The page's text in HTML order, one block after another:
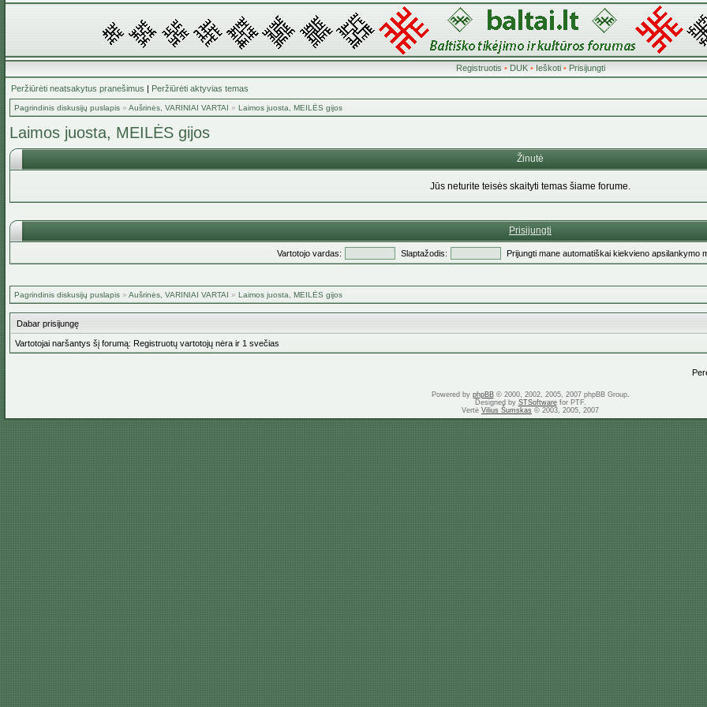
Registruotis • DUK• Ieškoti• Prisijungti
Peržiūrėti neatsakytus pranešimus | Peržiūrėti aktyvias temas
Pagrindinis diskusijų puslapis » Aušrinės, VARINIAI VARTAI » Laimos juosta, MEILĖS gijos
Laimos juosta, MEILĖS gijos
Žinutė
Jūs neturite teisės skaityti temas šiame forume.
Prisijungti
Vartotojo vardas: Slaptažodis: Prijungti mane automatiškai kiekvieno apsilankymo
Pagrindinis diskusijų puslapis » Aušrinės, VARINIAI VARTAI » Laimos juosta, MEILĖS gijos
Dabar prisijungę
Vartotojai naršantys šį forumą: Registruotų vartotojų nėra ir 1 svečias
Powered by phpBB© 2000, 2002, 2005, 2007 phpBB Group.
Designed by STSoftwarefor PTF.
Vertė Vilius Šumskas © 2003, 2005, 2007